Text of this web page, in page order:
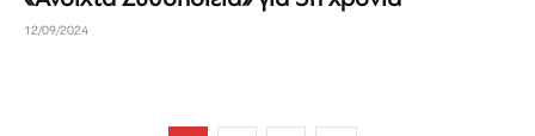
12/09/2024